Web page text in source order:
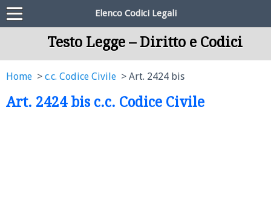
Elenco Codici Legali
Testo Legge – Diritto e Codici
Home c.c. Codice Civile Art. 2424 bis
Art. 2424 bis c.c. Codice Civile